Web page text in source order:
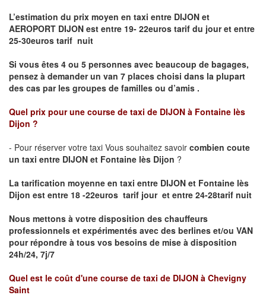
L’estimation du prix moyen en taxi entre DIJON et
AEROPORT DIJON est entre 19- 22euros tarif du jour et entre
25-30euros tarif nuit
Si vous êtes 4 ou 5 personnes avec beaucoup de bagages,
pensez à demander un van 7 places choisi dans la plupart
des cas par les groupes de familles ou d’amis .
Quel prix pour une course de taxi de DIJON à Fontaine lès
Dijon ?
- Pour réserver votre taxi Vous souhaitez savoir combien coute
un taxi entre DIJON et Fontaine lès Dijon ?
La tarification moyenne en taxi entre DIJON et Fontaine lès
Dijon est entre 18 -22euros tarif jour et entre 24-28tarif nuit
Nous mettons à votre disposition des chauffeurs
professionnels et expérimentés avec des berlines et/ou VAN
pour répondre à tous vos besoins de mise à disposition
24h/24, 7j/7
Quel est le coût d'une course de taxi de DIJON à Chevigny
Saint